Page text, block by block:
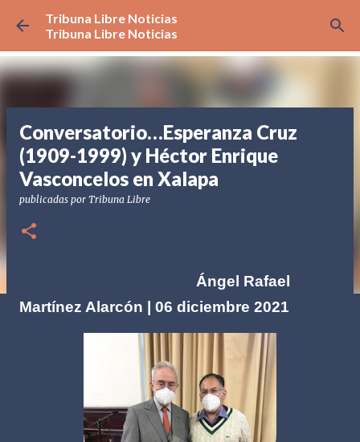
Ir al contenido principal
Tribuna Libre Noticias
Tribuna Libre Noticias
Conversatorio…Esperanza Cruz
(1909-1999) y Héctor Enrique
Vasconcelos en Xalapa
publicadas por Tribuna Libre
Ángel Rafael
Martínez Alarcón | 06 diciembre 2021